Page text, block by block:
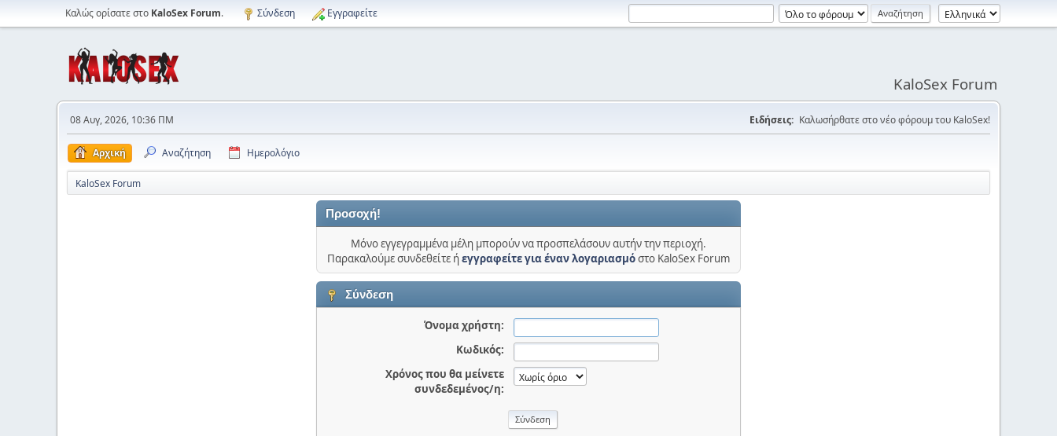
Καλώς ορίσατε στο KaloSex Forum. Σύνδεση Εγγραφείτε
KaloSex Forum
08 Αυγ, 2026, 10:36 ΠΜ Ειδήσεις: Καλωσήρθατε στο νέο φόρουμ του KaloSex!
Αρχική Αναζήτηση Ημερολόγιο
KaloSex Forum
Προσοχή!
Μόνο εγγεγραμμένα μέλη μπορούν να προσπελάσουν αυτήν την περιοχή.
Παρακαλούμε συνδεθείτε ήεγγραφείτε για έναν λογαριασμόστο KaloSex Forum
Σύνδεση
Όνομα χρήστη:
Κωδικός:
Χρόνος που θα μείνετε
συνδεδεμένος/η: